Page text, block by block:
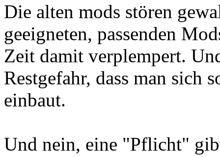
Die alten mods stören
geeigneten, passenden
Zeit damit verplempert.
Restgefahr, dass man sich
einbaut.
Und nein, eine "Pflicht"